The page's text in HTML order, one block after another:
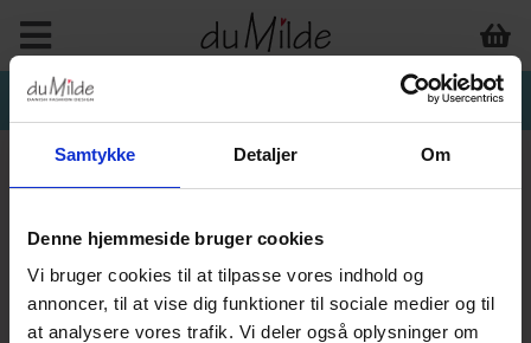
Samtykke Detaljer Om
Denne hjemmeside bruger cookies
Vi bruger cookies til at tilpasse vores indhold og
annoncer, til at vise dig funktioner til sociale medier og til
at analysere vores trafik. Vi deler også oplysninger om